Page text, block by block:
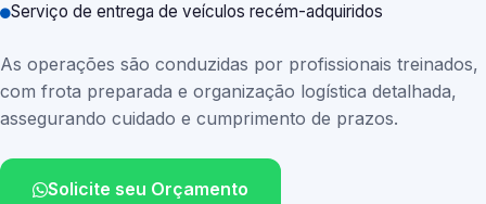
Serviço de entrega de veículos recém-adquiridos
As operações são conduzidas por profissionais treinados,
com frota preparada e organização logística detalhada,
assegurando cuidado e cumprimento de prazos.
Solicite seu Orçamento